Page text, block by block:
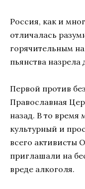
Россия, как и
отличалась
горячительным
пьянства назрела
Первой против
Православная
назад. В то время
культурный и
всего активисты
приглашали на
вреде алкоголя.